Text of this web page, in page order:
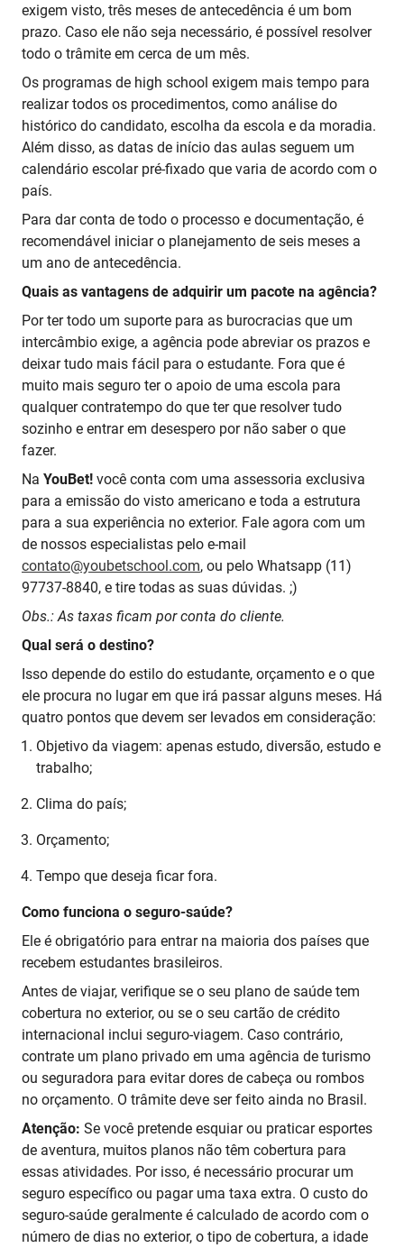
exigem visto, três meses de antecedência é um bom
prazo. Caso ele não seja necessário, é possível resolver
todo o trâmite em cerca de um mês.
Os programas de high school exigem mais tempo para
realizar todos os procedimentos, como análise do
histórico do candidato, escolha da escola e da moradia.
Além disso, as datas de início das aulas seguem um
calendário escolar pré-fixado que varia de acordo com o
país.
Para dar conta de todo o processo e documentação, é
recomendável iniciar o planejamento de seis meses a
um ano de antecedência.
Quais as vantagens de adquirir um pacote na agência?
Por ter todo um suporte para as burocracias que um
intercâmbio exige, a agência pode abreviar os prazos e
deixar tudo mais fácil para o estudante. Fora que é
muito mais seguro ter o apoio de uma escola para
qualquer contratempo do que ter que resolver tudo
sozinho e entrar em desespero por não saber o que
fazer.
Na YouBet! você conta com uma assessoria exclusiva
para a emissão do visto americano e toda a estrutura
para a sua experiência no exterior. Fale agora com um
de nossos especialistas pelo e-mail
contato@youbetschool.com, ou pelo Whatsapp (11)
97737-8840, e tire todas as suas dúvidas. ;)
Obs.: As taxas ficam por conta do cliente.
Qual será o destino?
Isso depende do estilo do estudante, orçamento e o que
ele procura no lugar em que irá passar alguns meses. Há
quatro pontos que devem ser levados em consideração:
Objetivo da viagem: apenas estudo, diversão, estudo e
trabalho;
Clima do país;
Orçamento;
Tempo que deseja ficar fora.
Como funciona o seguro-saúde?
Ele é obrigatório para entrar na maioria dos países que
recebem estudantes brasileiros.
Antes de viajar, verifique se o seu plano de saúde tem
cobertura no exterior, ou se o seu cartão de crédito
internacional inclui seguro-viagem. Caso contrário,
contrate um plano privado em uma agência de turismo
ou seguradora para evitar dores de cabeça ou rombos
no orçamento. O trâmite deve ser feito ainda no Brasil.
Atenção: Se você pretende esquiar ou praticar esportes
de aventura, muitos planos não têm cobertura para
essas atividades. Por isso, é necessário procurar um
seguro específico ou pagar uma taxa extra. O custo do
seguro-saúde geralmente é calculado de acordo com o
número de dias no exterior, o tipo de cobertura, a idade